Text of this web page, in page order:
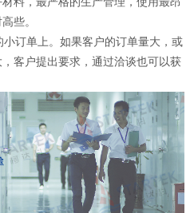
些。
订单上。如果客户的订单量大，或
客户提出要求，通过洽谈也可以获